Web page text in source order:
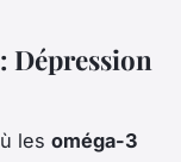
Dépression
les oméga-3